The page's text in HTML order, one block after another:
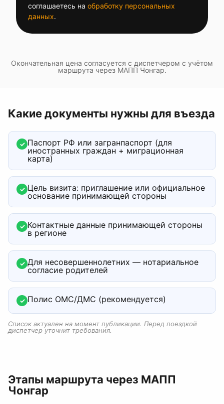
соглашаетесь на обработку персональных
данных.
Окончательная цена согласуется с диспетчером с учётом
маршрута через МАПП Чонгар.
Какие документы нужны для въезда
✓ Паспорт РФ или загранпаспорт (для
иностранных граждан + миграционная
карта)
✓ Цель визита: приглашение или официальное
основание принимающей стороны
✓ Контактные данные принимающей стороны
в регионе
✓ Для несовершеннолетних — нотариальное
согласие родителей
✓ Полис ОМС/ДМС (рекомендуется)
Список актуален на момент публикации. Перед поездкой
диспетчер уточнит требования.
Этапы маршрута через МАПП
Чонгар